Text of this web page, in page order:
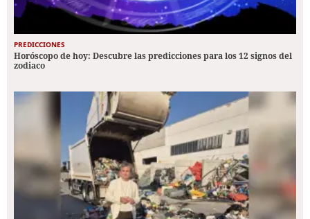
PREDICCIONES
Horóscopo de hoy: Descubre las predicciones para los 12 signos del
zodiaco